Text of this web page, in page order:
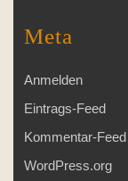
Meta
Anmelden
Eintrags-Feed
Kommentar-Feed
WordPress.org